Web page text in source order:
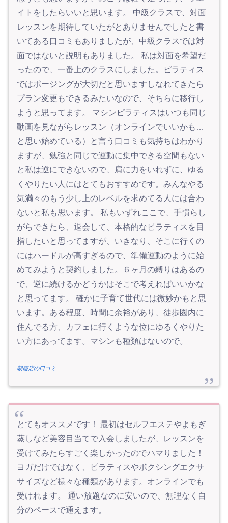
イトをしたらいいと思います。 中級クラスで、対面
レッスンを期待していたがとありませんでしたと書
いてある口コミもありましたが、中級クラスでは対
面ではないと説明もありました。 私は対面を希望だ
ったので、一番上のクラスにしました。ピラティス
ではポージングが大切だと思いますしなれてきたら
プラン変更もできるみたいなので、そちらに移行し
ようと思ってます。 マシンピラティスはいつも同じ
動画を見ながらレッスン（オンラインでいいかも…
と思い始めている）と言う口コミも気持ちはわかり
ますが、勉強と同じで運動に集中できる空間もない
と私は逆にできないので、肩に力をいれずに、ゆる
くやりたい人にはとてもおすすめです。みんなやる
気満々のもう少し上のレベルを求めてる人には合わ
ないと私も思います。 私もいずれここで、手慣らし
がらできたら、退会して、本格的なピラティスを目
指したいと思ってますが、いきなり、そこに行くの
にはハードルが高すぎるので、準備運動のように始
めてみようと契約しました。６ヶ月の縛りはあるの
で、逆に続けるかどうかはそこで考えればいいかな
と思ってます。 確かに子育て世代には微妙かもと思
います。ある程度、時間に余裕があり、徒歩圏内に
住んでる方、カフェに行くような位にゆるくやりた
い方にあってます。マシンも種類はないので。
朝霞店の口コミ
とてもオススメです！ 最初はセルフエステやよもぎ
蒸しなど美容目当てで入会しましたが、レッスンを
受けてみたらすごく楽しかったのでハマりました！
ヨガだけではなく、ピラティスやボクシングエクサ
サイズなど様々な種類があります。オンラインでも
受けれます。 通い放題なのに安いので、無理なく自
分のペースで通えます。